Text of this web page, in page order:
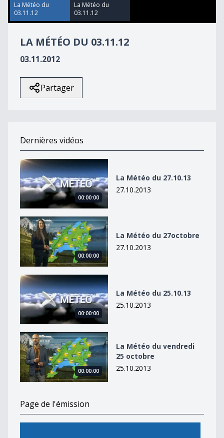
13
seconds
La Météo du
03.11.12
La Météo du
03.11.12
LA MÉTÉO DU 03.11.12
03.11.2012
Partager
Dernières vidéos
La Météo du 27.10.13
00:00:00
La Météo du 27.10.13
27.10.2013
La Météo du 27octobre
00:00:00
La Météo du 27octobre
27.10.2013
La Météo du 25.10.13
00:00:00
La Météo du 25.10.13
25.10.2013
La Météo du vendredi 25 octobre
00:00:00
La Météo du vendredi
25 octobre
25.10.2013
Page de l'émission